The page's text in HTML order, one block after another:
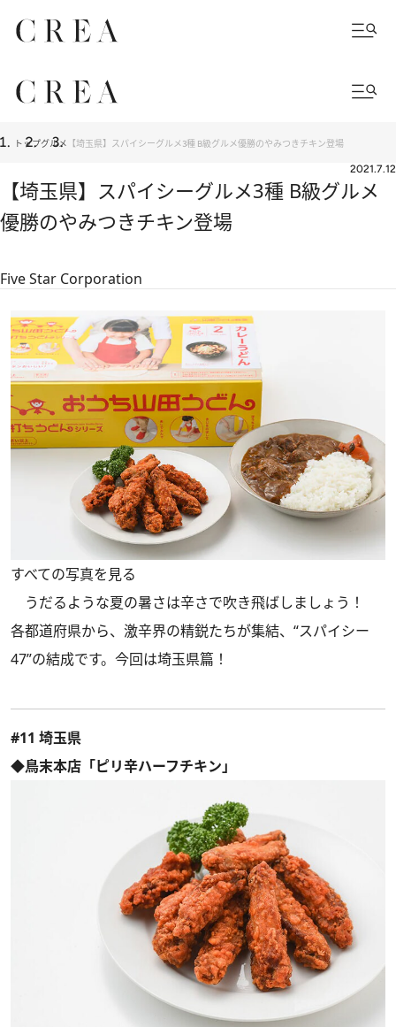
トップグルメ 【埼玉県】スパイシーグルメ3種 B級グルメ優勝のやみつきチキン登場
2021.7.12
【埼玉県】スパイシーグルメ3種 B級グルメ
優勝のやみつきチキン登場
Five Star Corporation
すべての写真を見る
うだるような夏の暑さは辛さで吹き飛ばしましょう！
各都道府県から、激辛界の精鋭たちが集結、“スパイシー
47”の結成です。今回は埼玉県篇！
#11 埼玉県
◆鳥末本店「ピリ辛ハーフチキン」